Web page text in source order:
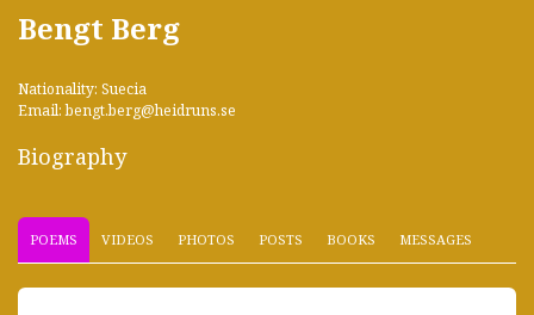
Bengt Berg
Nationality: Suecia
Email: bengt.berg@heidruns.se
Biography
POEMS VIDEOS PHOTOS POSTS BOOKS MESSAGES